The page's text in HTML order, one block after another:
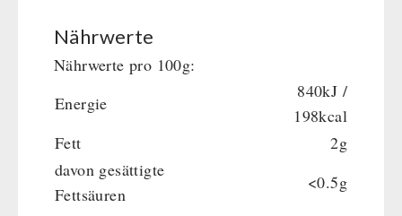
Nährwerte
Nährwerte pro 100g:
Energie
840kJ /
198kcal
Fett
2g
davon gesättigte
Fettsäuren
<0.5g